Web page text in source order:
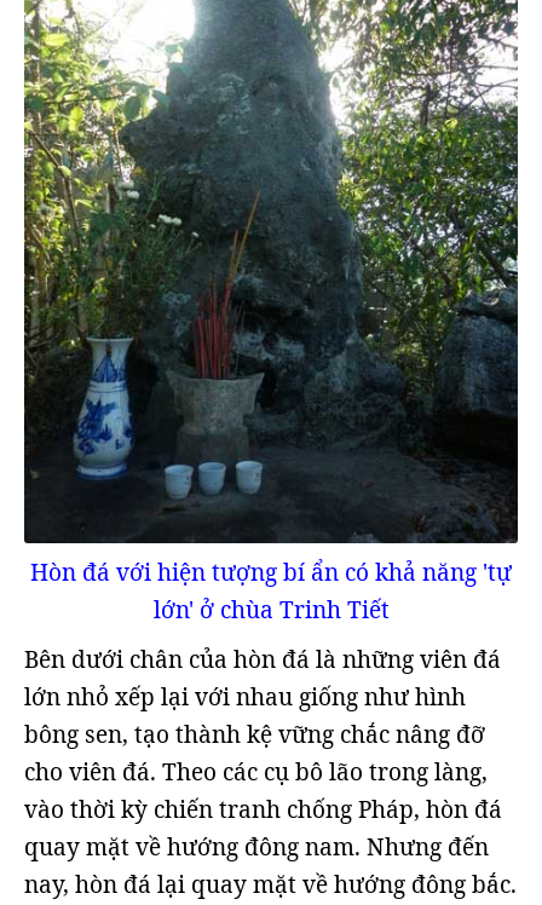
Hòn đá với hiện tượng bí ẩn có khả năng 'tự
lớn' ở chùa Trinh Tiết
Bên dưới chân của hòn đá là những viên đá
lớn nhỏ xếp lại với nhau giống như hình
bông sen, tạo thành kệ vững chắc nâng đỡ
cho viên đá. Theo các cụ bô lão trong làng,
vào thời kỳ chiến tranh chống Pháp, hòn đá
quay mặt về hướng đông nam. Nhưng đến
nay, hòn đá lại quay mặt về hướng đông bắc.